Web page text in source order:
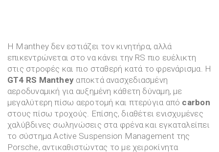
Η Manthey δεν εστιάζει τον κινητήρα, αλλά
επικεντρώνεται στο να κάνει την RS πιο ευέλικτη
στις στροφές και πιο σταθερή κατά το φρενάρισμα. Η
GT4 RS Manthey αποκτά ανασχεδιασμένη
αεροδυναμική για αυξημένη κάθετη δύναμη, με
μεγαλύτερη πίσω αεροτομή και πτερύγια από carbon
στους πίσω τροχούς. Επίσης, διαθέτει ενισχυμένες
χαλύβδινες σωληνώσεις στα φρένα και εγκαταλείπει
το σύστημα Active Suspension Management της
Porsche, αντικαθιστώντας το με χειροκίνητα